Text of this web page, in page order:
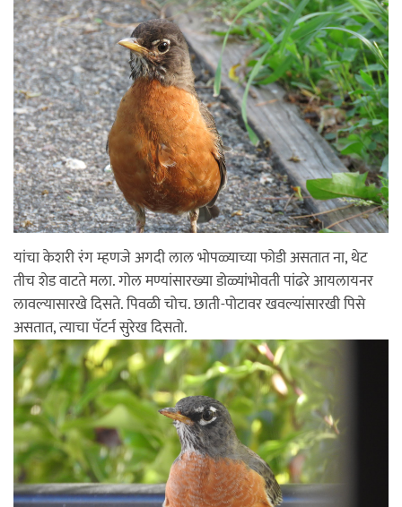
यांचा केशरी रंग म्हणजे अगदी लाल भोपळ्याच्या फोडी असतात ना, थेट
तीच शेड वाटते मला. गोल मण्यांसारख्या डोळ्यांभोवती पांढरे आयलायनर
लावल्यासारखे दिसते. पिवळी चोच. छाती-पोटावर खवल्यांसारखी पिसे
असतात, त्याचा पॅटर्न सुरेख दिसतो.